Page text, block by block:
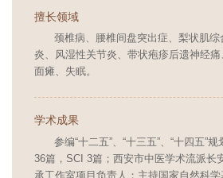
擅长领域
颈椎病、腰椎间盘突出症、梨状肌
炎、风湿性关节炎、带状疱疹后遗神经痛
面瘫、失眠。
学术成果
参编“十二五”、“十三五”、“十四五”
36篇，SCI 3篇；西安市中医学术流派长
承工作室项目负责人；主持国家自然科